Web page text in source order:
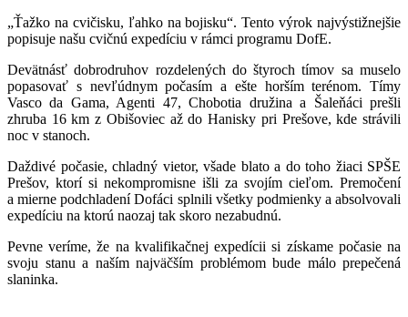
„Ťažko na cvičisku, ľahko na bojisku“. Tento výrok najvýstižnejšie
popisuje našu cvičnú expedíciu v rámci programu DofE.
Devätnásť dobrodruhov rozdelených do štyroch tímov sa muselo
popasovať s nevľúdnym počasím a ešte horším terénom. Tímy
Vasco da Gama, Agenti 47, Chobotia družina a Šaleňáci prešli
zhruba 16 km z Obišoviec až do Hanisky pri Prešove, kde strávili
noc v stanoch.
Daždivé počasie, chladný vietor, všade blato a do toho žiaci SPŠE
Prešov, ktorí si nekompromisne išli za svojím cieľom. Premočení
a mierne podchladení Dofáci splnili všetky podmienky a absolvovali
expedíciu na ktorú naozaj tak skoro nezabudnú.
Pevne veríme, že na kvalifikačnej expedícii si získame počasie na
svoju stanu a naším najväčším problémom bude málo prepečená
slaninka.